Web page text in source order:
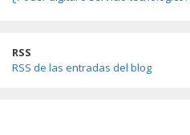
RSS
RSS de las entradas del blog